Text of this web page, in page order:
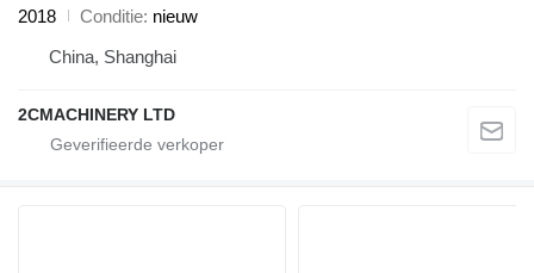
2018
Conditie nieuw
China, Shanghai
2CMACHINERY LTD